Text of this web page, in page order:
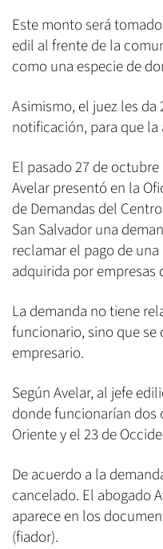
Este monto será
edil al frente de la
como una especie de
Asimismo, el juez les da
notificación, para que
El pasado 27 de
Avelar presentó en la
de Demandas del
San Salvador una
reclamar el pago de
adquirida por empresas
La demanda no tiene
funcionario, sino que se
empresario.
Según Avelar, al jefe
donde funcionarían dos
Oriente y el 23 de
De acuerdo a la
cancelado. El abogado
aparece en los
(fiador).